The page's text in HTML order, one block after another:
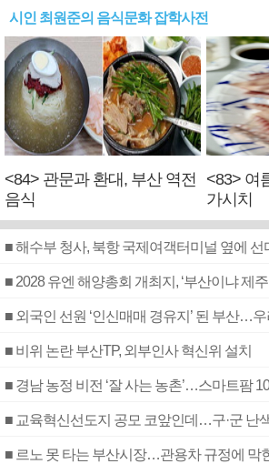
시인 최원준의 음식문화 잡학사전
<84> 관문과 환대, 부산 역전
음식
<83> 여
가시치
■ 해수부 청사, 북항 국제여객터미널 옆에 선
■ 2028 유엔 해양총회 개최지, ‘부산이냐 제
■ 외국인 선원 ‘인신매매 경유지’ 된 부산…
■ 비위 논란 부산TP, 외부인사 혁신위 설치
■ 경남 농정 비전 ‘잘 사는 농촌’…스마트팜
■ 교육혁신선도지 공모 코앞인데…구·군 난
■ 르노 못 타는 부산시장…관용차 규정에 막